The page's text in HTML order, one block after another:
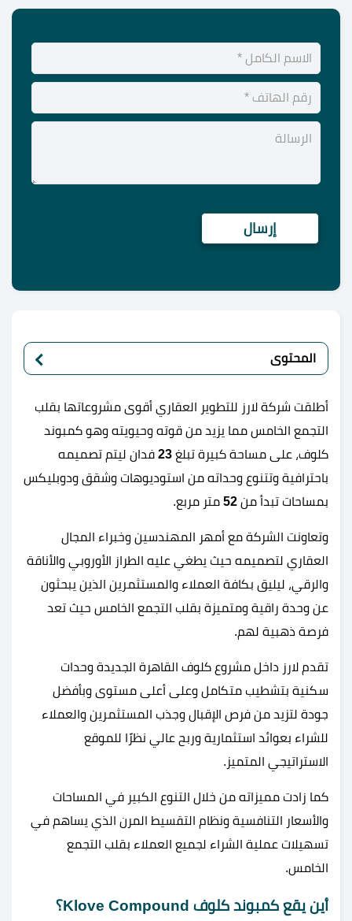
المحتوى
أطلقت شركة لارز للتطوير العقاري أقوى مشروعاتها بقلب
التجمع الخامس مما يزيد من قوته وحيويته وهو كمبوند
كلوف، على مساحة كبيرة تبلغ 23 فدان ليتم تصميمه
باحترافية وتتنوع وحداته من استوديوهات وشقق ودوبليكس
بمساحات تبدأ من 52 متر مربع.
وتعاونت الشركة مع أمهر المهندسين وخبراء المجال
العقاري لتصميمه حيث يطغي عليه الطراز الأوروبي والأناقة
والرقي، ليليق بكافة العملاء والمستثمرين الذين يبحثون
عن وحدة راقية ومتميزة بقلب التجمع الخامس حيث تعد
فرصة ذهبية لهم.
تقدم لارز داخل مشروع كلوف القاهرة الجديدة وحدات
سكنية بتشطيب متكامل وعلى أعلى مستوى وبأفضل
جودة لتزيد من فرص الإقبال وجذب المستثمرين والعملاء
للشراء بعوائد استثمارية وربح عالي نظرًا للموقع
الاستراتيجي المتميز.
كما زادت مميزاته من خلال التنوع الكبير في المساحات
والأسعار التنافسية ونظام التقسيط المرن الذي يساهم في
تسهيلات عملية الشراء لجميع العملاء بقلب التجمع
الخامس.
أين يقع كمبوند كلوف Klove Compound؟